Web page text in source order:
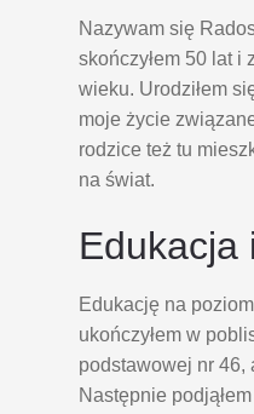
Nazywam się
skończyłem 50 lat i
wieku. Urodziłem
moje życie
rodzice też tu
na świat.
Edukacja
Edukację na
ukończyłem w
podstawowej nr 46,
Następnie